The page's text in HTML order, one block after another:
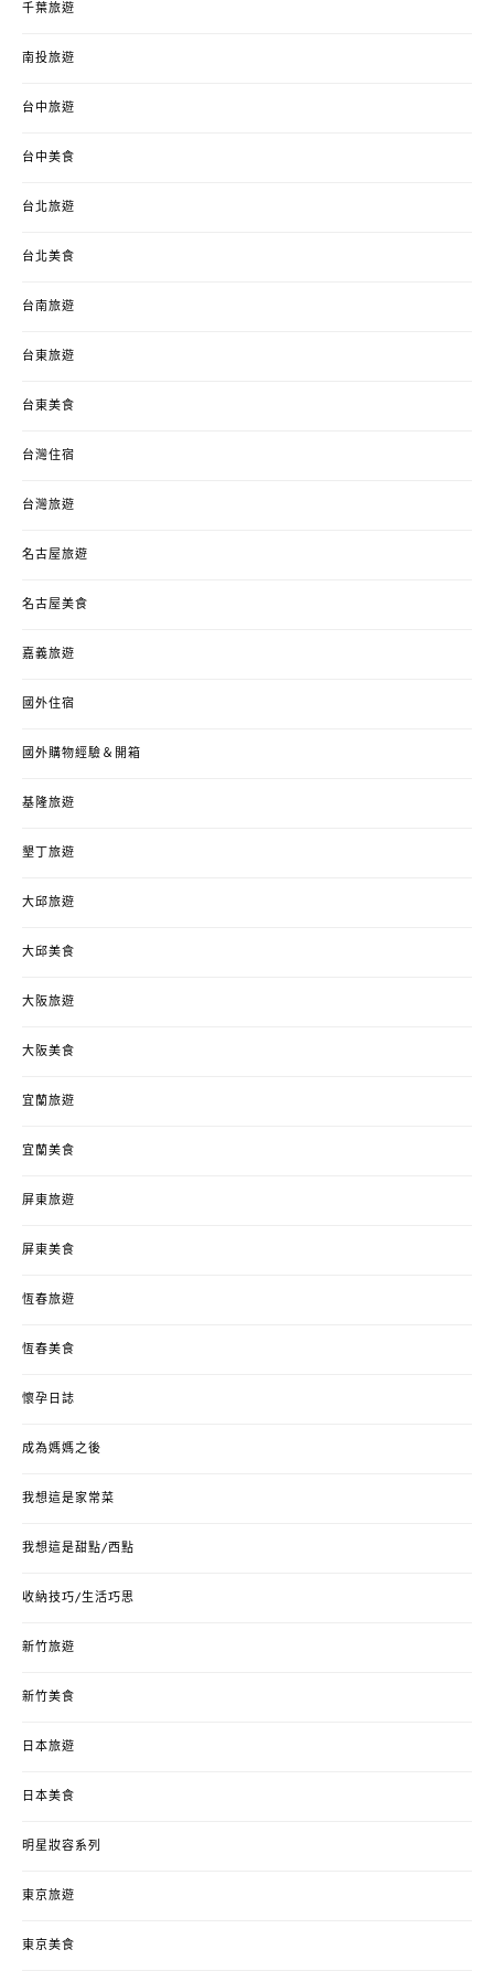
千葉旅遊
南投旅遊
台中旅遊
台中美食
台北旅遊
台北美食
台南旅遊
台東旅遊
台東美食
台灣住宿
台灣旅遊
名古屋旅遊
名古屋美食
嘉義旅遊
國外住宿
國外購物經驗＆開箱
基隆旅遊
墾丁旅遊
大邱旅遊
大邱美食
大阪旅遊
大阪美食
宜蘭旅遊
宜蘭美食
屏東旅遊
屏東美食
恆春旅遊
恆春美食
懷孕日誌
成為媽媽之後
我想這是家常菜
我想這是甜點/西點
收納技巧/生活巧思
新竹旅遊
新竹美食
日本旅遊
日本美食
明星妝容系列
東京旅遊
東京美食